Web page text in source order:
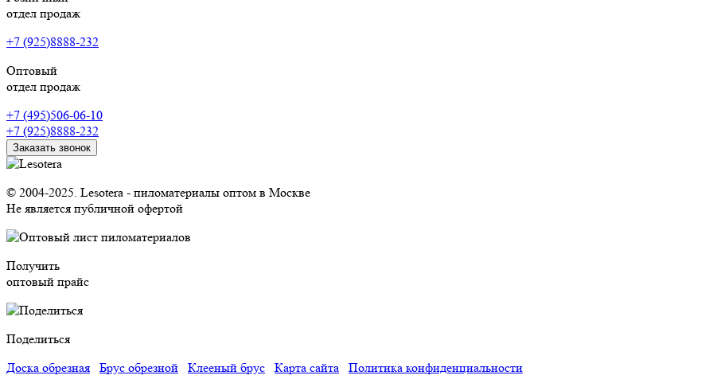
отдел продаж
+7 (925)8888-232
Оптовый
отдел продаж
+7 (495)506-06-10
+7 (925)8888-232
Заказать звонок
© 2004-2025. Lesotera - пиломатериалы оптом в Москве
Не является публичной офертой
Получить
оптовый прайс
Поделиться
Доска обрезная
Брус обрезной Клееный брус Карта сайта
Политика конфиденциальности